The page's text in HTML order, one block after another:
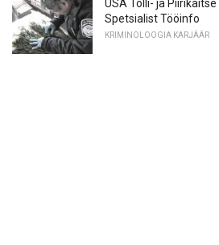
USA Tolli- ja
Spetsialist Tööinfo
KRIMINOLOOGIA KARJÄÄR